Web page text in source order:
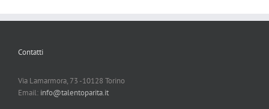
Contatti
Via Lamarmora, 73 -10128 Torino
Email: info@talentoparita.it